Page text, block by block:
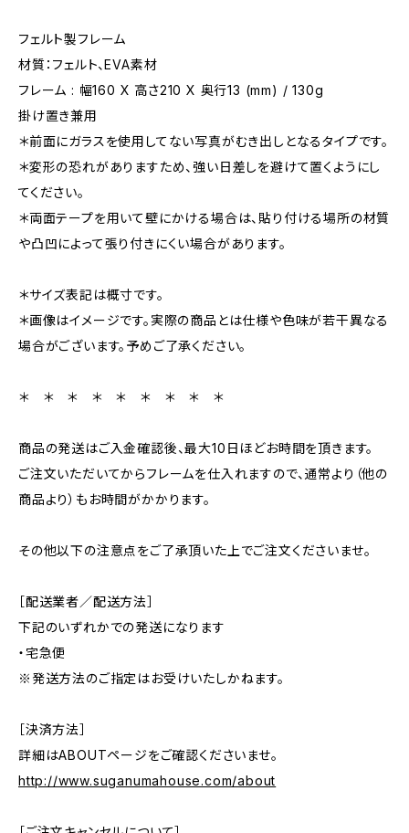
フェルト製フレーム
材質：フェルト、EVA素材
フレーム : 幅160 X 高さ210 X 奥行13 (mm) / 130g
掛け置き兼用
＊前面にガラスを使用してない写真がむき出しとなるタイプです。
＊変形の恐れがありますため、強い日差しを避けて置くようにし
てください。
＊両面テープを用いて壁にかける場合は、貼り付ける場所の材質
や凸凹によって張り付きにくい場合があります。
＊サイズ表記は概寸です。
＊画像はイメージです。実際の商品とは仕様や色味が若干異なる
場合がございます。予めご了承ください。
＊ ＊ ＊ ＊ ＊ ＊ ＊ ＊ ＊
商品の発送はご入金確認後、最大10日ほどお時間を頂きます。
ご注文いただいてからフレームを仕入れますので、通常より（他の
商品より）もお時間がかかります。
その他以下の注意点をご了承頂いた上でご注文くださいませ。
［配送業者／配送方法］
下記のいずれかでの発送になります
・宅急便
※発送方法のご指定はお受けいたしかねます。
［決済方法］
詳細はABOUTページをご確認くださいませ。
http://www.suganumahouse.com/about